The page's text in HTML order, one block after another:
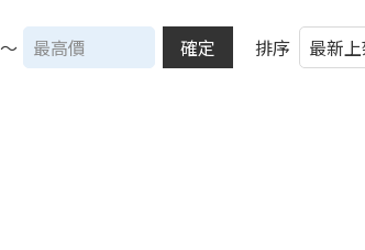
～ 確定 排序